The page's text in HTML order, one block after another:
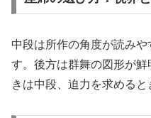
中段は所作の角度が読み
す。後方は群舞の図形が
きは中段、迫力を求めると